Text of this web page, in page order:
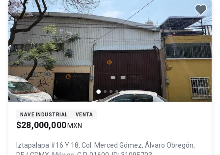
NAVE INDUSTRIAL VENTA
$28,000,000 MXN
Iztapalapa #16 Y 18, Col. Merced Gómez, Álvaro Obregón,